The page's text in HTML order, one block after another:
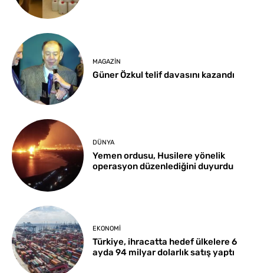
MAGAZIN
Güner Özkul telif davasını kazandı
DÜNYA
Yemen ordusu, Husilere yönelik
operasyon düzenlediğini duyurdu
EKONOMI
Türkiye, ihracatta hedef ülkelere 6
ayda 94 milyar dolarlık satış yaptı